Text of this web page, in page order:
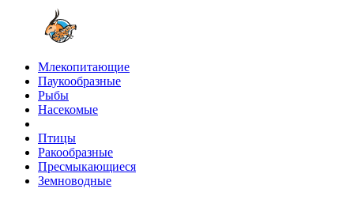
Млекопитающие
Паукообразные
Рыбы
Насекомые
Птицы
Ракообразные
Пресмыкающиеся
Земноводные